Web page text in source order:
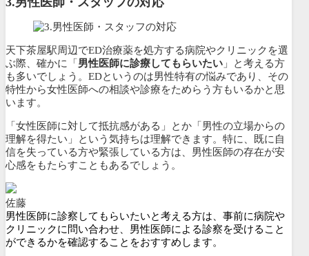
天下茶屋駅周辺でED治療薬を処方する病院やクリニックを選
ぶ際、確かに「 男性医師に診療してもらいたい 」と考える方
も多いでしょう。EDというのは男性特有の悩みであり、その
特性から女性医師への相談や診療をためらう方もいるかと思
います。
「女性医師に対して抵抗感がある」とか「男性の立場からの
理解を得たい」という気持ちは理解できます。特に、既に自
信を失っている方や緊張している方は、男性医師の存在が安
心感をもたらすこともあるでしょう。
佐藤
男性医師に診察してもらいたいと考える方は、事前に病院や
クリニックに問い合わせ、男性医師による診察を受けること
ができるかを確認することをおすすめします。